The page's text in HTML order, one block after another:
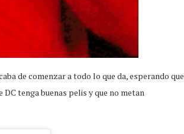
de comenzar a todo lo que da, esperando que
tenga buenas pelis y que no metan